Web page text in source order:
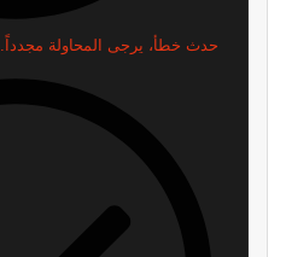
حدث خطأ، يرجى المحاولة مجدداً.